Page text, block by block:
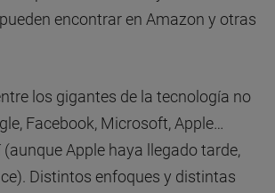
encontrar en Amazon y otras
los gigantes de la tecnología no
Facebook, Microsoft, Apple…
Apple haya llegado tarde,
Distintos enfoques y distintas